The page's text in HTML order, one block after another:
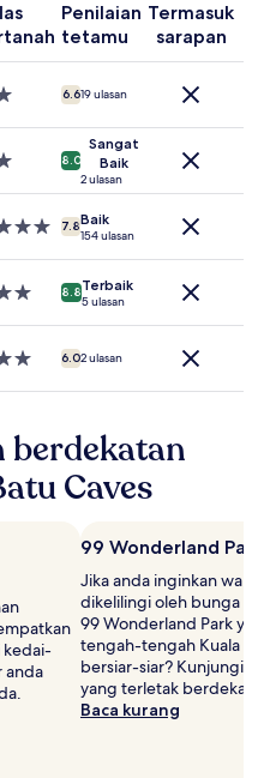
Penilaian
tetamu
Termasuk
sarapan
6.619 ulasan
8.0
Sangat
Baik
2 ulasan
7.8Baik
154 ulasan
8.8Terbaik
5 ulasan
6.02 ulasan
berdekatan
Caves
kedai-
anda
99 Wonderland
Jika anda inginkan
dikelilingi oleh bunga
99 Wonderland Park
tengah-tengah Kuala
bersiar-siar? Kunjungi
yang terletak
Baca kurang